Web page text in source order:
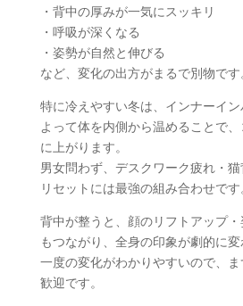
・背中の厚みが一気にスッキリ
・呼吸が深くなる
・姿勢が自然と伸びる
など、変化の出方がまるで別物です
特に冷えやすい冬は、インナーイ
よって体を内側から温めることで
に上がります。
男女問わず、デスクワーク疲れ・
リセットには最強の組み合わせです
背中が整うと、顔のリフトアップ
もつながり、全身の印象が劇的に変
一度の変化がわかりやすいので、
歓迎です。